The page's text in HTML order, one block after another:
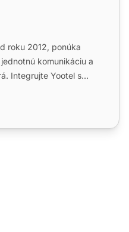
roku 2012, ponúka
komunikáciu a
Integrujte Yootel s